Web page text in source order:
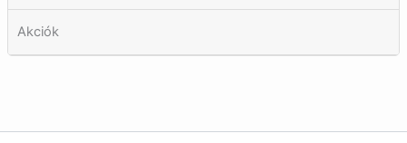
Akciók